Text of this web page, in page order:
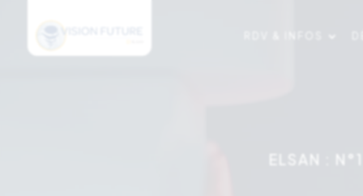
ELSAN :